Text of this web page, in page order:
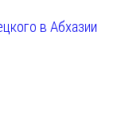
в Абхазии